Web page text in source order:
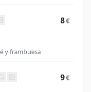
y frambuesa
8€
9€